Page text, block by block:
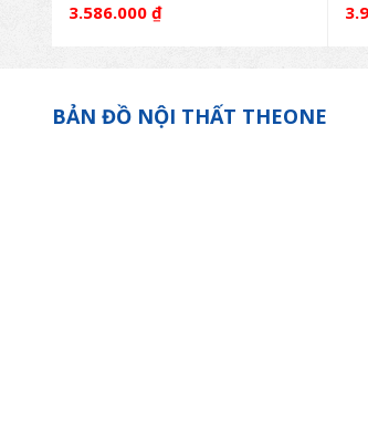
3.586.000 ₫
BẢN ĐỒ NỘI THẤT THEONE